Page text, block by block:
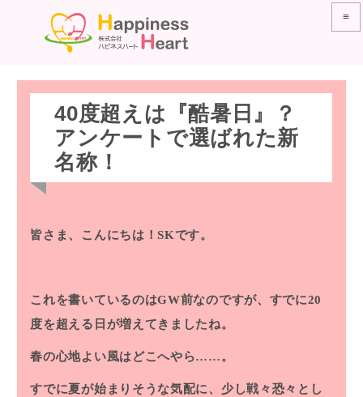
≡
40度超えは『酷暑日』？
アンケートで選ばれた新
名称！
皆さま、こんにちは！SKです。
これを書いているのはGW前なのですが、すでに20
度を超える日が増えてきましたね。
春の心地よい風はどこへやら……。
すでに夏が始まりそうな気配に、少し戦々恐々とし